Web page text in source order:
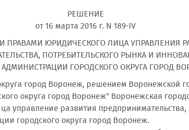
РЕШЕНИЕ
от 16 марта 2016 г. N 189-IV
ПРАВАМИ ЮРИДИЧЕСКОГО ЛИЦА УПРАВЛЕНИЯ
ПОТРЕБИТЕЛЬСКОГО РЫНКА И
ГОРОДСКОГО ОКРУГА ГОРОД
город Воронеж, решением Воронежской
округа город Воронеж" Воронежская
управление развития предпринимательства,
городского округа город Воронеж.